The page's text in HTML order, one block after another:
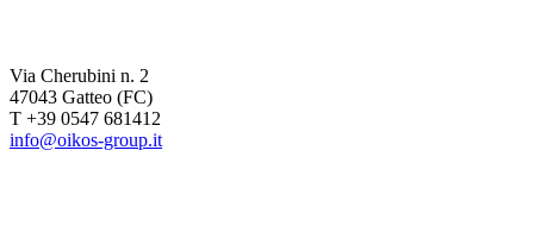
Via Cherubini n. 2
47043 Gatteo (FC)
T +39 0547 681412
info@oikos-group.it